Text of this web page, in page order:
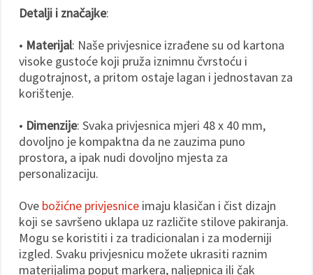
Detalji i značajke:
• Materijal: Naše privjesnice izrađene su od kartona
visoke gustoće koji pruža iznimnu čvrstoću i
dugotrajnost, a pritom ostaje lagan i jednostavan za
korištenje.
• Dimenzije: Svaka privjesnica mjeri 48 x 40 mm,
dovoljno je kompaktna da ne zauzima puno
prostora, a ipak nudi dovoljno mjesta za
personalizaciju.
Ove božićne privjesnice imaju klasičan i čist dizajn
koji se savršeno uklapa uz različite stilove pakiranja.
Mogu se koristiti i za tradicionalan i za moderniji
izgled. Svaku privjesnicu možete ukrasiti raznim
materijalima poput markera, naljepnica ili čak